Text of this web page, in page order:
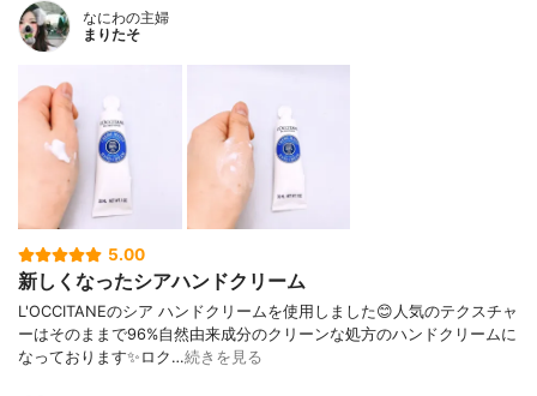
なにわの主婦
まりたそ
5.00
新しくなったシアハンドクリーム
L'OCCITANEのシア ハンドクリームを使用しました😊人気のテクスチャ
ーはそのままで96%自然由来成分のクリーンな処方のハンドクリームに
なっております✨ロク…続きを見る